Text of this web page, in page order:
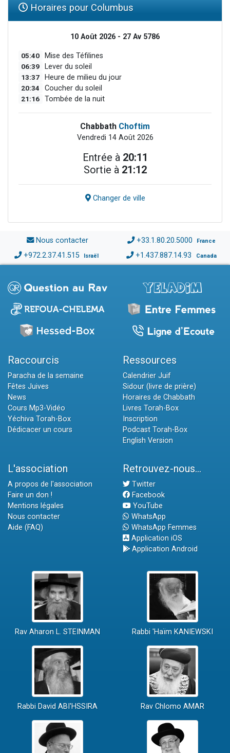
Horaires pour Columbus
10 Août 2026 - 27 Av 5786
05:40 Mise des Téfilines
06:39 Lever du soleil
13:37 Heure de milieu du jour
20:34 Coucher du soleil
21:16 Tombée de la nuit
Chabbath Choftim
Vendredi 14 Août 2026
Entrée à 20:11
Sortie à 21:12
Changer de ville
Nous contacter +33.1.80.20.5000 France
+972.2.37.41.515 Israël +1.437.887.14.93 Canada
Raccourcis
Paracha de la semaine
Fêtes Juives
News
Cours Mp3-Vidéo
Yéchiva Torah-Box
Dédicacer un cours
Ressources
Calendrier Juif
Sidour (livre de prière)
Horaires de Chabbath
Livres Torah-Box
Inscription
Podcast Torah-Box
English Version
L'association
A propos de l'association
Faire un don !
Mentions légales
Nous contacter
Aide (FAQ)
Retrouvez-nous...
Twitter
Facebook
YouTube
WhatsApp
WhatsApp Femmes
Application iOS
Application Android
Rav Aharon L. STEINMAN Rabbi 'Haïm KANIEWSKI
Rabbi David ABI'HSSIRA Rav Chlomo AMAR